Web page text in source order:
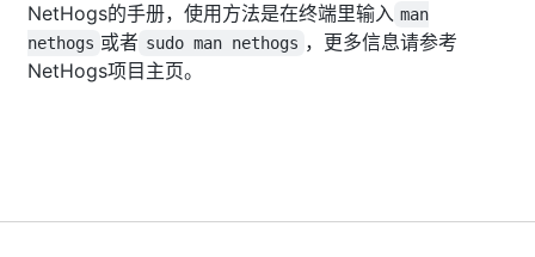
NetHogs的手册，使用方法是在终端里输入 man
nethogs 或者 sudo man nethogs ，更多信息请参考
NetHogs项目主页。